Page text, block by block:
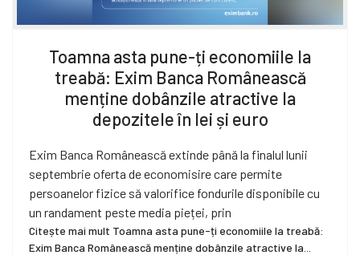
Toamna asta pune-ți economiile la
treabă: Exim Banca Românească
menține dobânzile atractive la
depozitele în lei și euro
Exim Banca Românească extinde până la finalul lunii
septembrie oferta de economisire care permite
persoanelor fizice să valorifice fondurile disponibile cu
un randament peste media pieței, prin
Citește mai mult Toamna asta pune-ți economiile la treabă:
Exim Banca Românească menține dobânzile atractive la...